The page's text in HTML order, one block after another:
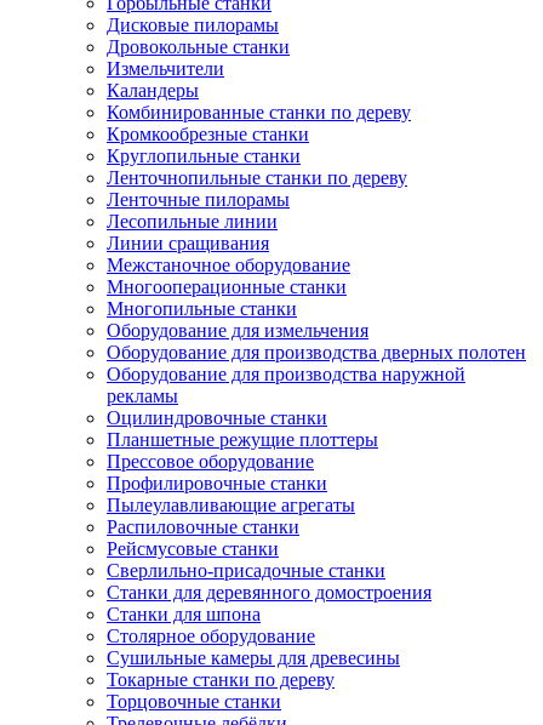
Дисковые пилорамы
Дровокольные станки
Измельчители
Каландеры
Комбинированные станки по дереву
Кромкообрезные станки
Круглопильные станки
Ленточнопильные станки по дереву
Ленточные пилорамы
Лесопильные линии
Линии сращивания
Межстаночное оборудование
Многооперационные станки
Многопильные станки
Оборудование для измельчения
Оборудование для производства дверных полотен
Оборудование для производства наружной
рекламы
Оцилиндровочные станки
Планшетные режущие плоттеры
Прессовое оборудование
Профилировочные станки
Пылеулавливающие агрегаты
Распиловочные станки
Рейсмусовые станки
Сверлильно-присадочные станки
Станки для деревянного домостроения
Станки для шпона
Столярное оборудование
Сушильные камеры для древесины
Токарные станки по дереву
Торцовочные станки